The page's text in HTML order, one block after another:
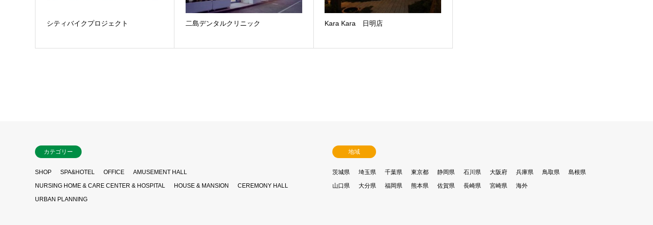
シティバイクプロジェクト 二島デンタルクリニック Kara Kara 日明店
カテゴリー
SHOP SPA&HOTEL OFFICE
AMUSEMENT HALL
NURSING HOME & CARE CENTER & HOSPITAL
HOUSE & MANSION
CEREMONY HALL
URBAN PLANNING
地域
茨城県 埼玉県 千葉県 東京都 静岡県 石川県 大阪府 兵庫県 鳥取県
島根県
山口県
大分県 福岡県 熊本県 佐賀県 長崎県 宮崎県 海外